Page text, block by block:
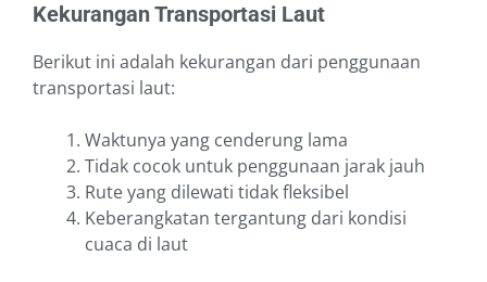
Kekurangan Transportasi Laut
Berikut ini adalah kekurangan dari penggunaan
transportasi laut:
Waktunya yang cenderung lama
Tidak cocok untuk penggunaan jarak jauh
Rute yang dilewati tidak fleksibel
Keberangkatan tergantung dari kondisi
cuaca di laut